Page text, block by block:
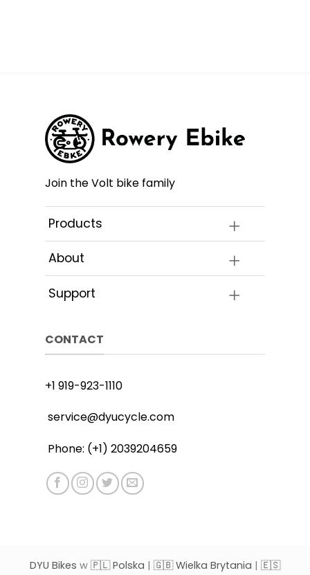
Join the Volt bike family
Products
About
Support
CONTACT
+1 919-923-1110
service@dyucycle.com
Phone: (+1) 2039204659
DYU Bikes w 🇵🇱 Polska | 🇬🇧 Wielka Brytania | 🇪🇸